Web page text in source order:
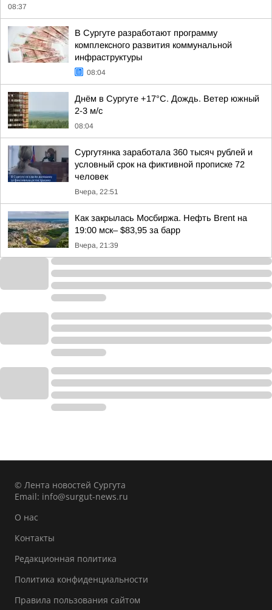
08:37
В Сургуте разработают программу
комплексного развития коммунальной
инфраструктуры
08:04
Днём в Сургуте +17°С. Дождь. Ветер южный
2-3 м/с
08:04
Сургутянка заработала 360 тысяч рублей и
условный срок на фиктивной прописке 72
человек
Вчера, 22:51
Как закрылась Мосбиржа. Нефть Brent на
19:00 мск– $83,95 за барр
Вчера, 21:39
© Лента новостей Сургута
Email: info@surgut-news.ru
О нас
Контакты
Редакционная политика
Политика конфиденциальности
Правила пользования сайтом